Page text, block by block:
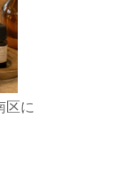
区に